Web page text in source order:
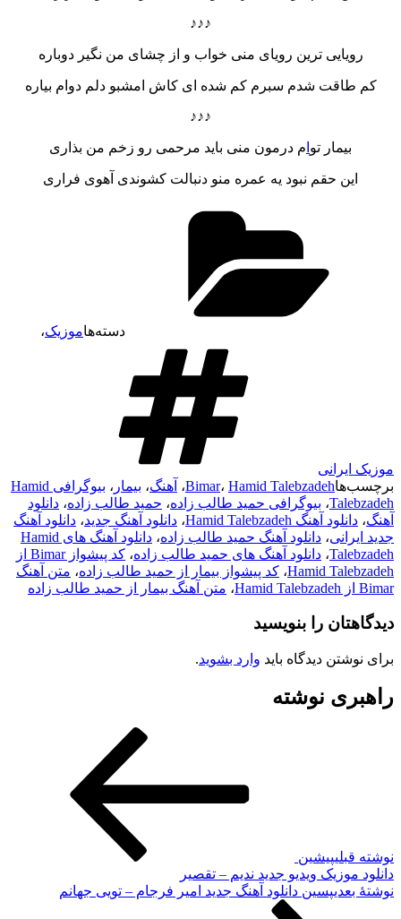
♪♪♪
رویایی ترین رویای منی خواب و از چشای من نگیر دوباره
کم طاقت شدم سبرم کم شده ای کاش امشبو دلم دوام بیاره
♪♪♪
بیمار تو م درمون منی باید مرحمی رو زخم من بذاری
این حقم نبود یه عمره منو دنبالت کشوندی آهوی فراری
دسته‌هاموزیک،
موزیک ایرانی
برچسب‌ها
Bimar، Hamid Talebzadeh ، آهنگ، بیمار ،
بیوگرافی Hamid
Talebzadeh، بیوگرافی حمید طالب زاده، حمید طالب زاده، دانلود
آهنگ، دانلود آهنگ Hamid Talebzadeh ، دانلود آهنگ جدید، دانلود آهنگ
جدید ایرانی، دانلود آهنگ حمید طالب زاده،
دانلود آهنگ های Hamid
Talebzadeh، دانلود آهنگ های حمید طالب زاده،
کد پیشواز Bimar از
Hamid Talebzadeh، کد پیشواز بیمار از حمید طالب زاده، متن آهنگ
Bimar از Hamid Talebzadeh
، متن آهنگ بیمار از حمید طالب زاده
دیدگاهتان را بنویسید
برای نوشتن دیدگاه باید وارد بشوید.
راهبری نوشته
نوشته قبلیپیشین
دانلود موزیک ویدیو جدید ندیم – تقصیر
نوشته‌ٔ بعدیپسین دانلود آهنگ جدید امیر فرجام – تویی جهانم